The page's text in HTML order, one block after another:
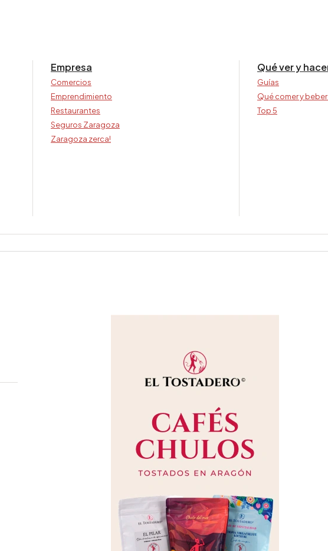
Empresa
Comercios
Emprendimiento
Restaurantes
Seguros Zaragoza
Zaragoza zerca!
Qué ver y
Guías
Qué comer y
Top 5